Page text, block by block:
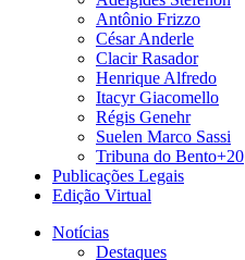
Antônio Frizzo
César Anderle
Clacir Rasador
Henrique Alfredo
Itacyr Giacomello
Régis Genehr
Suelen Marco Sassi
Tribuna do Bento+20
Publicações Legais
Edição Virtual
Notícias
Destaques